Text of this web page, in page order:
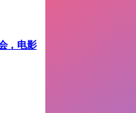
，电影